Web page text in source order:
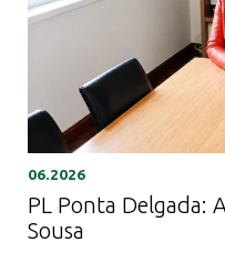
06.2026
PL Ponta Delgada:
Sousa